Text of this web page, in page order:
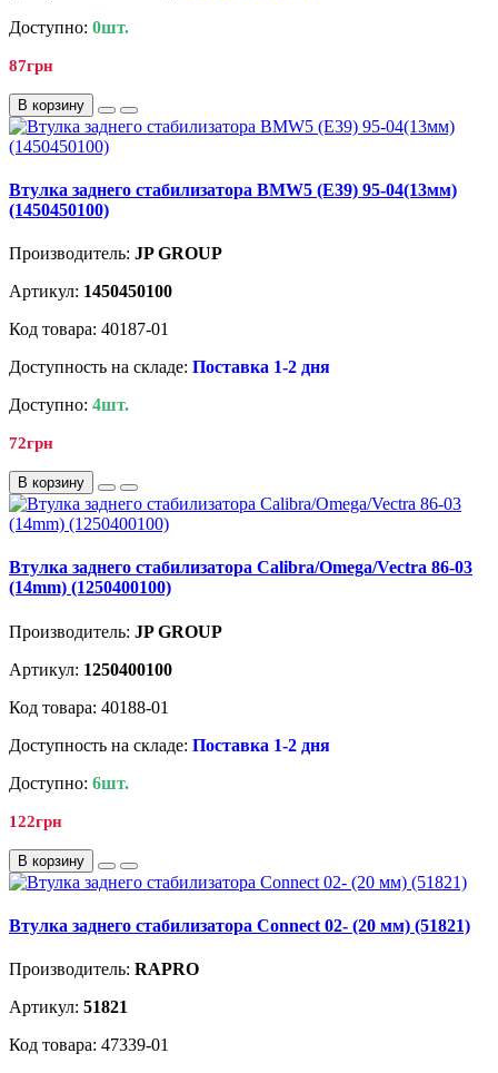
Доступно: 0шт.
87грн
В корзину
Втулка заднего стабилизатора BMW5 (E39) 95-04(13мм)
(1450450100)
Производитель: JP GROUP
Артикул: 1450450100
Код товара: 40187-01
Доступность на складе: Поставка 1-2 дня
Доступно: 4шт.
72грн
В корзину
Втулка заднего стабилизатора Calibra/Omega/Vectra 86-03
(14mm) (1250400100)
Производитель: JP GROUP
Артикул: 1250400100
Код товара: 40188-01
Доступность на складе: Поставка 1-2 дня
Доступно: 6шт.
122грн
В корзину
Втулка заднего стабилизатора Connect 02- (20 мм) (51821)
Производитель: RAPRO
Артикул: 51821
Код товара: 47339-01